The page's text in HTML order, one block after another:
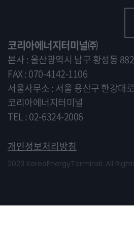
으로써 모든 쿠키를 다 받아들이거나,
[개인정보의 제3자에 대한
코리아에너지터미널은(는) 귀하의 개인
이용목적>에서 고지한 범위 내에서 사용
거나 타인 또는 타기업/기관에 제공하지
그러나 보다 나은 서비스 제공을 위하여
공하거나 또는 제휴사와 공유할 수 있습니
단, 개인정보를 제공하거나 공유할 경우
니다.
귀하는 언제든지 등록되어 있는 귀하의
수 있습니다.
직접 열람 또는 정정하거나 개인정보관리
코리아에너지터미널㈜
본사 : 울산광역시 남구 황성동
FAX : 070-4142-1106
서울사무소 : 서울 용산구 한강대
코리아에너지터미널
TEL : 02-6324-2006
개인정보처리방침
2023 KoreaEnergyTerminal. All